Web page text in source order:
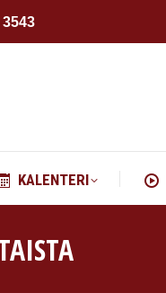
KALENTERI
KALENTERI